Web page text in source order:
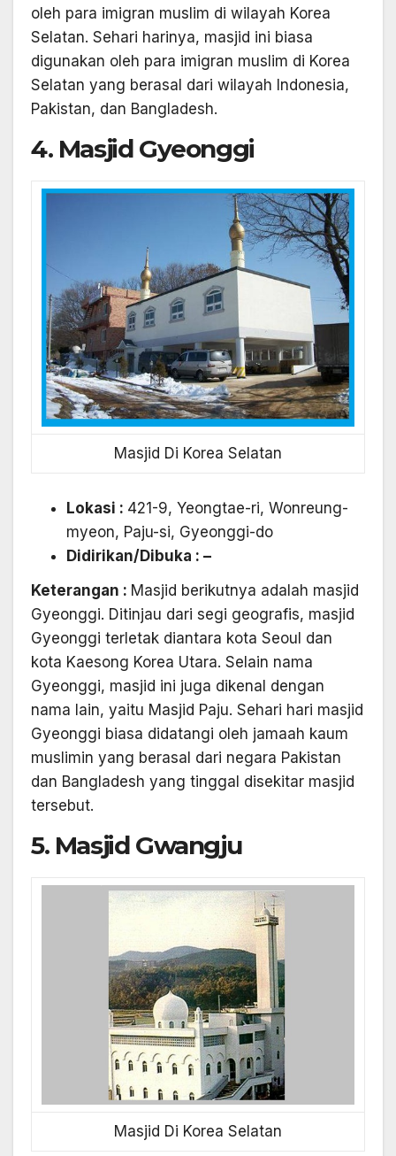
oleh para imigran muslim di wilayah Korea
Selatan. Sehari harinya, masjid ini biasa
digunakan oleh para imigran muslim di Korea
Selatan yang berasal dari wilayah Indonesia,
Pakistan, dan Bangladesh.
4. Masjid Gyeonggi
Masjid Di Korea Selatan
Lokasi : 421-9, Yeongtae-ri, Wonreung-
myeon, Paju-si, Gyeonggi-do
Didirikan/Dibuka : –
Keterangan : Masjid berikutnya adalah masjid
Gyeonggi. Ditinjau dari segi geografis, masjid
Gyeonggi terletak diantara kota Seoul dan
kota Kaesong Korea Utara. Selain nama
Gyeonggi, masjid ini juga dikenal dengan
nama lain, yaitu Masjid Paju. Sehari hari masjid
Gyeonggi biasa didatangi oleh jamaah kaum
muslimin yang berasal dari negara Pakistan
dan Bangladesh yang tinggal disekitar masjid
tersebut.
5. Masjid Gwangju
Masjid Di Korea Selatan